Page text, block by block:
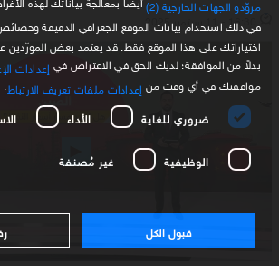
16:30 - 11 سبتمبر 2025
مزوّدو الجهات الخارجية (2)
في ذلك استخدام بيانات الموقع الجغرافي الدقيقة
اختياراتك على هذا الموقع فقط. قد يعتمد بعض المورّدين
بدلاً من الموافقة؛ لديك الحق في الاعتراض في إعدادات
موافقتك في أي وقت من إعدادات ملفات تعريف الارتباط
ضروري للغاية
الأداء
الوظيفية غير مُصنفة
قبول الكل